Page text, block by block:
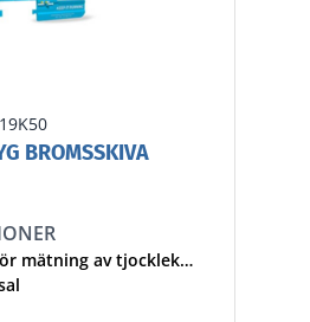
BROMSSKIVA
För mätning av tjocklek bromsskivor